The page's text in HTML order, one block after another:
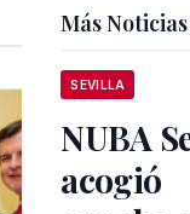
Más Noticias
SEVILLA
NUBA
acogió